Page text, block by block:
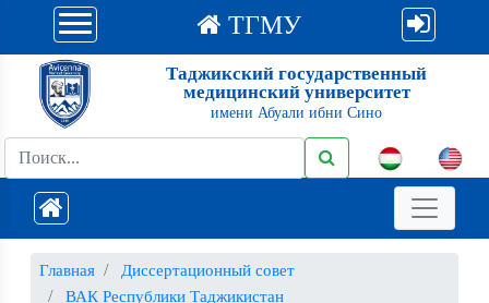
ТГМУ
Таджикский государственный
медицинский университет
имени Абуали ибни Сино
Главная
Диссертационный совет
ВАК Республики Таджикистан